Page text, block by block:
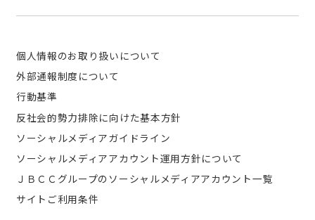
個人情報のお取り扱いについて
外部通報制度について
行動基準
反社会的勢力排除に向けた基本方針
ソーシャルメディアガイドライン
ソーシャルメディアアカウント運用方針について
ＪＢＣＣグループのソーシャルメディアアカウント一覧
サイトご利用条件